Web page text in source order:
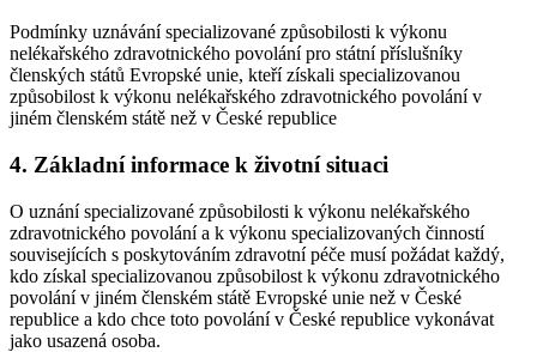
Podmínky uznávání specializované způsobilosti k výkonu
nelékařského zdravotnického povolání pro státní příslušníky
členských států Evropské unie, kteří získali specializovanou
způsobilost k výkonu nelékařského zdravotnického povolání v
jiném členském státě než v České republice
4. Základní informace k životní situaci
O uznání specializované způsobilosti k výkonu nelékařského
zdravotnického povolání a k výkonu specializovaných činností
souvisejících s poskytováním zdravotní péče musí požádat každý,
kdo získal specializovanou způsobilost k výkonu zdravotnického
povolání v jiném členském státě Evropské unie než v České
republice a kdo chce toto povolání v České republice vykonávat
jako usazená osoba.